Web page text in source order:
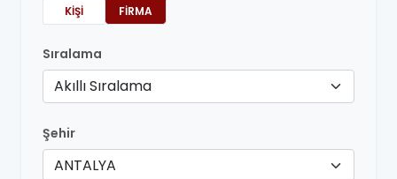
KIŞI FIRMA
Sıralama
Akıllı Sıralama
Şehir
ANTALYA